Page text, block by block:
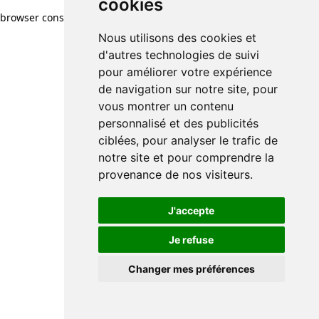
cookies
Nous utilisons des cookies et
d'autres technologies de suivi
pour améliorer votre expérience
de navigation sur notre site, pour
vous montrer un contenu
personnalisé et des publicités
ciblées, pour analyser le trafic de
notre site et pour comprendre la
provenance de nos visiteurs.
J'accepte
Je refuse
Changer mes préférences
browser console for more information)